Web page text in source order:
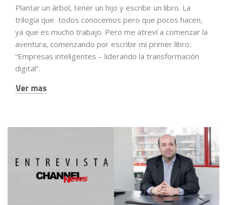
Plantar un árbol, tener un hijo y escribir un libro. La
trilogía que todos conocemos pero que pocos hacen,
ya que es mucho trabajo. Pero me atreví a comenzar la
aventura, comenzando por escribir mi primer libro:
“Empresas inteligentes – liderando la transformación
digital”.
Ver mas